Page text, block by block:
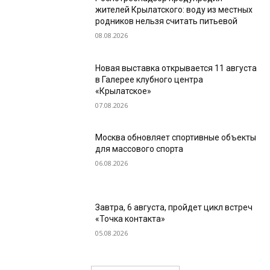
жителей Крылатского: воду из местных
родников нельзя считать питьевой
08.08.2026
Новая выставка открывается 11 августа
в Галерее клубного центра
«Крылатское»
07.08.2026
Москва обновляет спортивные объекты
для массового спорта
06.08.2026
Завтра, 6 августа, пройдет цикл встреч
«Точка контакта»
05.08.2026